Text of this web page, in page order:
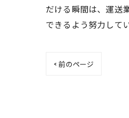
だける瞬間は、運送
できるよう努力して
< 前のページ